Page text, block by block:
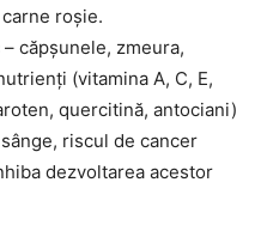
roșie.
căpșunele, zmeura,
(vitamina A, C, E,
quercitină, antociani)
riscul de cancer
dezvoltarea acestor